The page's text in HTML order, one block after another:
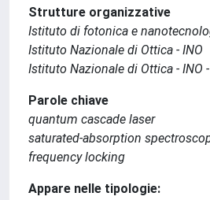
Strutture organizzative
Istituto di fotonica e
Istituto Nazionale di Ottica - INO
Istituto Nazionale di Ottica - INO
Parole chiave
quantum cascade laser
saturated-absorption
frequency locking
Appare nelle tipologie: